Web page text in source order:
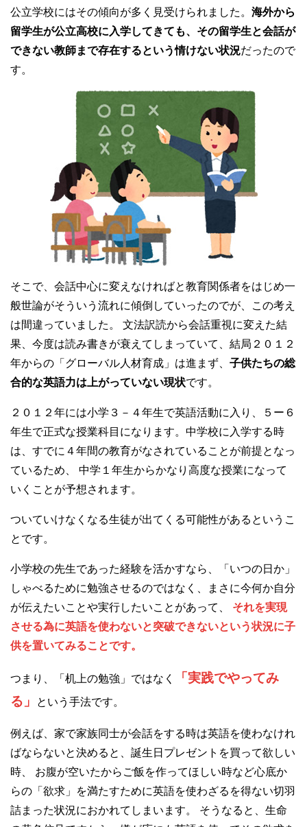
公立学校にはその傾向が多く見受けられました。 海外から
留学生が公立高校に入学してきても、その留学生と会話が
できない教師まで存在するという情けない状況だったので
す。
そこで、会話中心に変えなければと教育関係者をはじめ一
般世論がそういう流れに傾倒していったのでが、この考え
は間違っていました。 文法訳読から会話重視に変えた結
果、今度は読み書きが衰えてしまっていて、結局２０１２
年からの「グローバル人材育成」は進まず、 子供たちの総
合的な英語力は上がっていない現状です。
２０１２年には小学３－４年生で英語活動に入り、５ー６
年生で正式な授業科目になります。中学校に入学する時
は、すでに４年間の教育がなされていることが前提となっ
ているため、 中学１年生からかなり高度な授業になって
いくことが予想されます。
ついていけなくなる生徒が出てくる可能性があるというこ
とです。
小学校の先生であった経験を活かすなら、「いつの日か」
しゃべるために勉強させるのではなく、まさに今何か自分
が伝えたいことや実行したいことがあって、 それを実現
させる為に英語を使わないと突破できないという状況に子
供を置いてみることです。
つまり、「机上の勉強」ではなく
「実践でやってみ
る」
という手法です。
例えば、家で家族同士が会話をする時は英語を使わなけれ
ばならないと決めると、誕生日プレゼントを買って欲しい
時、 お腹が空いたからご飯を作ってほしい時など心底か
らの「欲求」を満たすために英語を使わざるを得ない切羽
詰まった状況におかれてしまいます。 そうなると、生命